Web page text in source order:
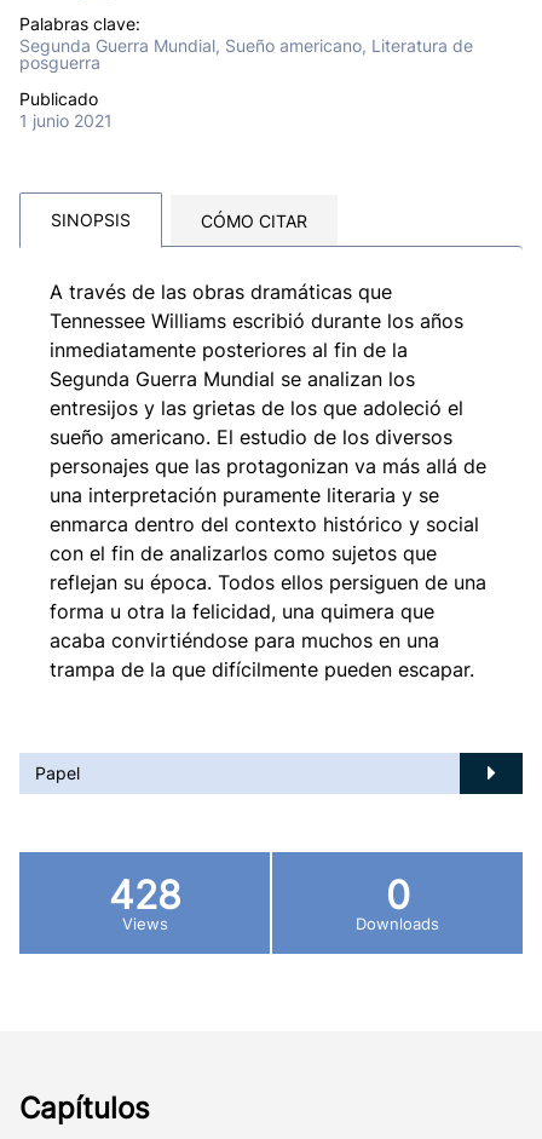
Palabras clave:
Segunda Guerra Mundial, Sueño americano, Literatura de
posguerra
Publicado
1 junio 2021
SINOPSIS CÓMO CITAR
A través de las obras dramáticas que
Tennessee Williams escribió durante los años
inmediatamente posteriores al fin de la
Segunda Guerra Mundial se analizan los
entresijos y las grietas de los que adoleció el
sueño americano. El estudio de los diversos
personajes que las protagonizan va más allá de
una interpretación puramente literaria y se
enmarca dentro del contexto histórico y social
con el fin de analizarlos como sujetos que
reflejan su época. Todos ellos persiguen de una
forma u otra la felicidad, una quimera que
acaba convirtiéndose para muchos en una
trampa de la que difícilmente pueden escapar.
Papel
428
Views
0
Downloads
Capítulos